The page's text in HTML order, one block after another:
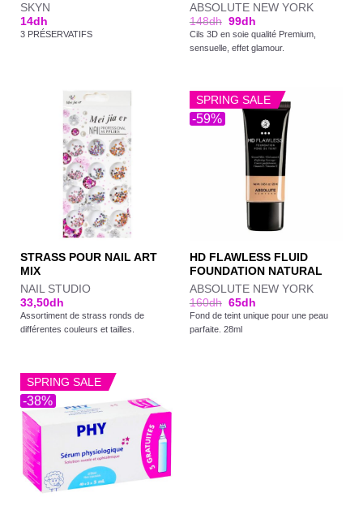
SKYN
14dh
3 PRÉSERVATIFS
ABSOLUTE NEW YORK
148dh 99dh
Cils 3D en soie qualité Premium,
sensuelle, effet glamour.
STRASS POUR NAIL ART
MIX
NAIL STUDIO
33,50dh
Assortiment de strass ronds de
différentes couleurs et tailles.
-59%
SPRING SALE
HD FLAWLESS FLUID
FOUNDATION NATURAL
ABSOLUTE NEW YORK
160dh 65dh
Fond de teint unique pour une peau
parfaite. 28ml
-38%
SPRING SALE